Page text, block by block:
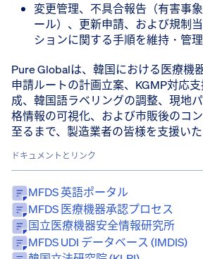
変更管理、不具合報告（有害事
ール）、更新申請、および規制
ションに関する手順を維持・管理
Pure Globalは、韓国における医療機
申請ルートの計画立案、KGMP対応
成、韓国語ラベリングの調整、現地
格情報の可視化、および市販後のコ
至るまで、製造業者の皆様を支援いた
ドキュメントとリンク
MFDS 英語ポータル
MFDS 医療機器承認プロセス
国立医療機器安全情報研究所
MFDS UDI データベース (IMDIS)